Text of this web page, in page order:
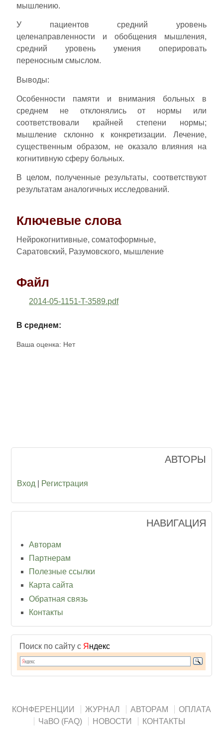
мышлению.
У пациентов средний уровень
целенаправленности и обобщения мышления,
средний уровень умения оперировать
переносным смыслом.
Выводы:
Особенности памяти и внимания больных в
среднем не отклонялись от нормы или
соответствовали крайней степени нормы;
мышление склонно к конкретизации. Лечение,
существенным образом, не оказало влияния на
когнитивную сферу больных.
В целом, полученные результаты, соответствуют
результатам аналогичных исследований.
Ключевые слова
Нейрокогнитивные, соматоформные,
Саратовский, Разумовского, мышление
Файл
2014-05-1151-T-3589.pdf
В среднем:
Ваша оценка: Нет
АВТОРЫ
Вход Регистрация
НАВИГАЦИЯ
Авторам
Партнерам
Полезные ссылки
Карта сайта
Обратная связь
Контакты
Поиск по сайту с Я ндекс
КОНФЕРЕНЦИИ ЖУРНАЛ АВТОРАМ
ОПЛАТА
ЧаВО (FAQ)
НОВОСТИ КОНТАКТЫ